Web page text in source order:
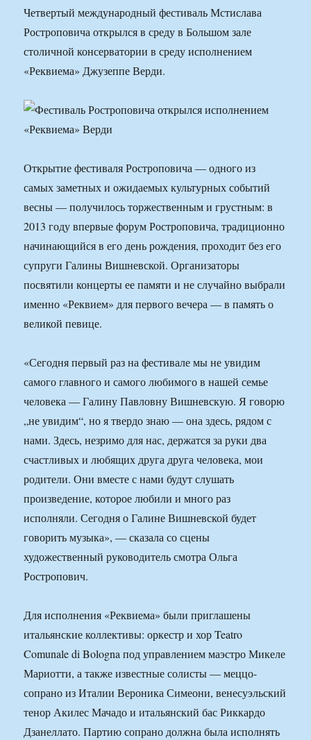
Четвертый международный фестиваль Мстислава
Ростроповича открылся в среду в Большом зале
столичной консерватории в среду исполнением
«Реквиема» Джузеппе Верди.
Открытие фестиваля Ростроповича — одного из
самых заметных и ожидаемых культурных событий
весны — получилось торжественным и грустным: в
2013 году впервые форум Ростроповича, традиционно
начинающийся в его день рождения, проходит без его
супруги Галины Вишневской. Организаторы
посвятили концерты ее памяти и не случайно выбрали
именно «Реквием» для первого вечера — в память о
великой певице.
«Сегодня первый раз на фестивале мы не увидим
самого главного и самого любимого в нашей семье
человека — Галину Павловну Вишневскую. Я говорю
„не увидим“, но я твердо знаю — она здесь, рядом с
нами. Здесь, незримо для нас, держатся за руки два
счастливых и любящих друга друга человека, мои
родители. Они вместе с нами будут слушать
произведение, которое любили и много раз
исполняли. Сегодня о Галине Вишневской будет
говорить музыка», — сказала со сцены
художественный руководитель смотра Ольга
Ростропович.
Для исполнения «Реквиема» были приглашены
итальянские коллективы: оркестр и хор Teatro
Comunale di Bologna под управлением маэстро Микеле
Мариотти, а также известные солисты — меццо-
сопрано из Италии Вероника Симеони, венесуэльский
тенор Акилес Мачадо и итальянский бас Риккардо
Дзанеллато. Партию сопрано должна была исполнять